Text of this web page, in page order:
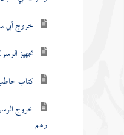
خروج أبي
تجهيز
كتاب
خروج
رهم